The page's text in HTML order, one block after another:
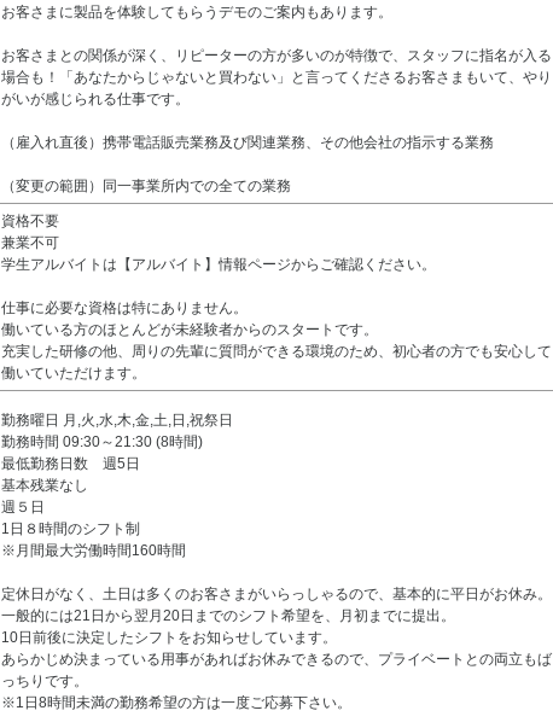
お客さまに製品を体験してもらうデモのご案内もあります。
お客さまとの関係が深く、リピーターの方が多いのが特徴で、スタッフに指名が入る
場合も！「あなたからじゃないと買わない」と言ってくださるお客さまもいて、やり
がいが感じられる仕事です。
（雇入れ直後）携帯電話販売業務及び関連業務、その他会社の指示する業務
（変更の範囲）同一事業所内での全ての業務
資格不要
兼業不可
学生アルバイトは【アルバイト】情報ページからご確認ください。
仕事に必要な資格は特にありません。
働いている方のほとんどが未経験者からのスタートです。
充実した研修の他、周りの先輩に質問ができる環境のため、初心者の方でも安心して
働いていただけます。
勤務曜日 月,火,水,木,金,土,日,祝祭日
勤務時間 09:30～21:30 (8時間)
最低勤務日数 週5日
基本残業なし
週５日
1日８時間のシフト制
※月間最大労働時間160時間
定休日がなく、土日は多くのお客さまがいらっしゃるので、基本的に平日がお休み。
一般的には21日から翌月20日までのシフト希望を、月初までに提出。
10日前後に決定したシフトをお知らせしています。
あらかじめ決まっている用事があればお休みできるので、プライベートとの両立もば
っちりです。
※1日8時間未満の勤務希望の方は一度ご応募下さい。